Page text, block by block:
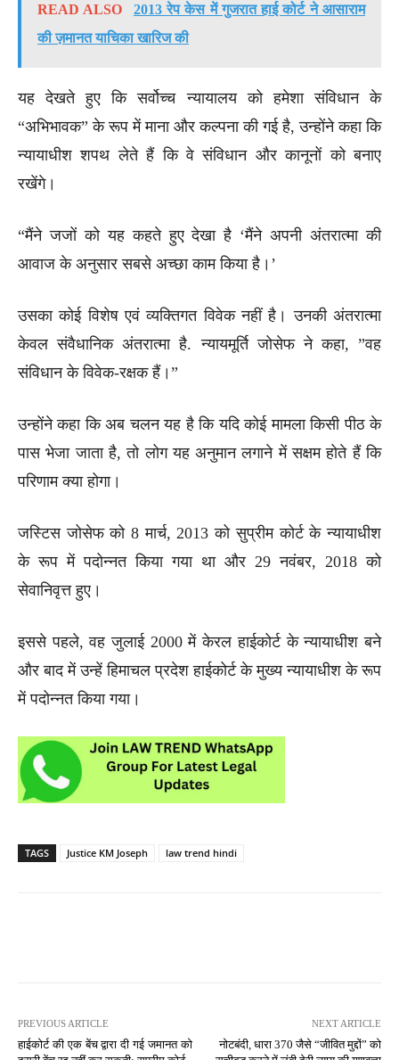
READ ALSO
2013 रेप केस में गुजरात हाई कोर्ट ने आसाराम
की ज़मानत याचिका खारिज की
यह देखते हुए कि सर्वोच्च न्यायालय को हमेशा संविधान के
“अभिभावक” के रूप में माना और कल्पना की गई है, उन्होंने कहा कि
न्यायाधीश शपथ लेते हैं कि वे संविधान और कानूनों को बनाए
रखेंगे।
“मैंने जजों को यह कहते हुए देखा है ‘मैंने अपनी अंतरात्मा की
आवाज के अनुसार सबसे अच्छा काम किया है।’
उसका कोई विशेष एवं व्यक्तिगत विवेक नहीं है। उनकी अंतरात्मा
केवल संवैधानिक अंतरात्मा है. न्यायमूर्ति जोसेफ ने कहा, ”वह
संविधान के विवेक-रक्षक हैं।”
उन्होंने कहा कि अब चलन यह है कि यदि कोई मामला किसी पीठ के
पास भेजा जाता है, तो लोग यह अनुमान लगाने में सक्षम होते हैं कि
परिणाम क्या होगा।
जस्टिस जोसेफ को 8 मार्च, 2013 को सुप्रीम कोर्ट के न्यायाधीश
के रूप में पदोन्नत किया गया था और 29 नवंबर, 2018 को
सेवानिवृत्त हुए।
इससे पहले, वह जुलाई 2000 में केरल हाईकोर्ट के न्यायाधीश बने
और बाद में उन्हें हिमाचल प्रदेश हाईकोर्ट के मुख्य न्यायाधीश के रूप
में पदोन्नत किया गया।
TAGS Justice KM Joseph law trend hindi
PREVIOUS ARTICLE
हाईकोर्ट की एक बेंच द्वारा दी गई जमानत को
NEXT ARTICLE
नोटबंदी, धारा 370 जैसे “जीवित मुद्दों” को